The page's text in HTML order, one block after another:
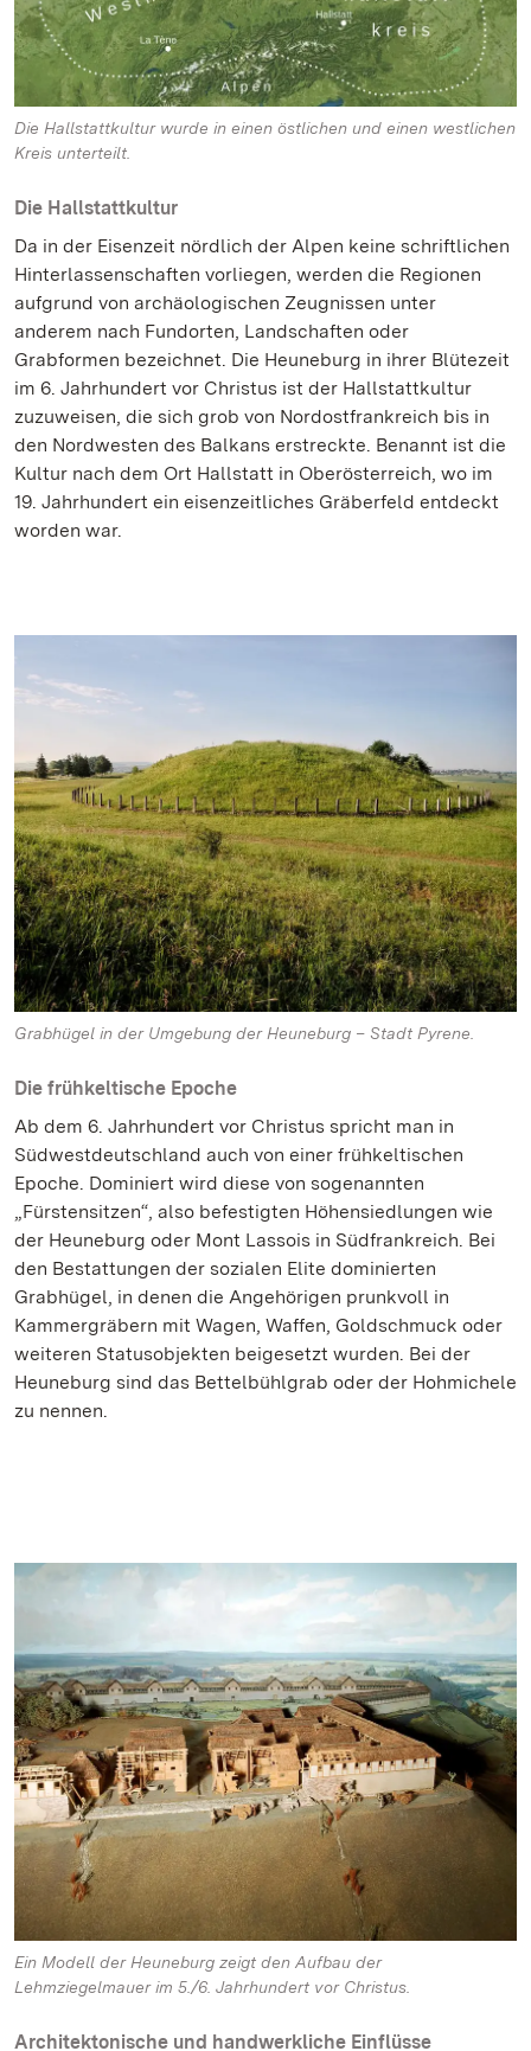
Die Hallstattkultur wurde in einen östlichen und einen westlichen
Kreis unterteilt.
Die Hallstattkultur
Da in der Eisenzeit nördlich der Alpen keine schriftlichen
Hinterlassenschaften vorliegen, werden die Regionen
aufgrund von archäologischen Zeugnissen unter
anderem nach Fundorten, Landschaften oder
Grabformen bezeichnet. Die Heuneburg in ihrer Blütezeit
im 6. Jahrhundert vor Christus ist der Hallstattkultur
zuzuweisen, die sich grob von Nordostfrankreich bis in
den Nordwesten des Balkans erstreckte. Benannt ist die
Kultur nach dem Ort Hallstatt in Oberösterreich, wo im
19. Jahrhundert ein eisenzeitliches Gräberfeld entdeckt
worden war.
Grabhügel in der Umgebung der Heuneburg – Stadt Pyrene.
Die frühkeltische Epoche
Ab dem 6. Jahrhundert vor Christus spricht man in
Südwestdeutschland auch von einer frühkeltischen
Epoche. Dominiert wird diese von sogenannten
„Fürstensitzen“, also befestigten Höhensiedlungen wie
der Heuneburg oder Mont Lassois in Südfrankreich. Bei
den Bestattungen der sozialen Elite dominierten
Grabhügel, in denen die Angehörigen prunkvoll in
Kammergräbern mit Wagen, Waffen, Goldschmuck oder
weiteren Statusobjekten beigesetzt wurden. Bei der
Heuneburg sind das Bettelbühlgrab oder der Hohmichele
zu nennen.
Ein Modell der Heuneburg zeigt den Aufbau der
Lehmziegelmauer im 5./6. Jahrhundert vor Christus.
Architektonische und handwerkliche Einflüsse